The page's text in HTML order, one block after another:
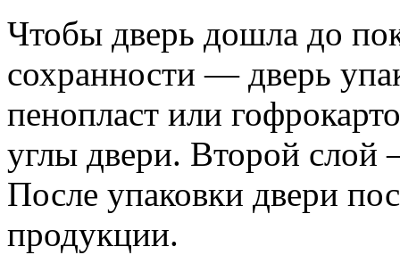
Чтобы дверь дошла до
сохранности — дверь
пенопласт или
углы двери. Второй слой
После упаковки двери
продукции.